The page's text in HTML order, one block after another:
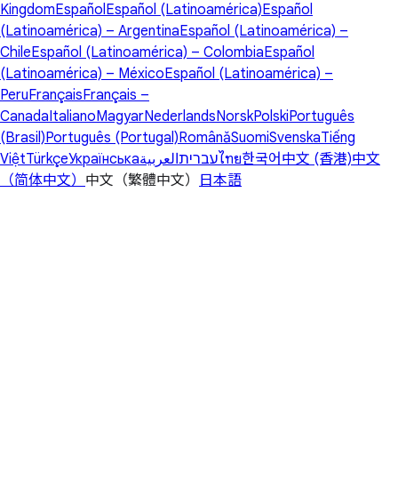
KingdomEspañolEspañol (Latinoamérica)Español
(Latinoamérica) – ArgentinaEspañol (Latinoamérica) –
ChileEspañol (Latinoamérica) – ColombiaEspañol
(Latinoamérica) – MéxicoEspañol (Latinoamérica) –
PeruFrançaisFrançais –
CanadaItalianoMagyarNederlandsNorskPolskiPortuguês
(Brasil)Português (Portugal)RomânăSuomiSvenskaTiếng
ViệtTürkçeУкраїнська עבריתالعربية ไทย한국어 中文 (香港)中文
（简体中文） 中文（繁體中文） 日本語